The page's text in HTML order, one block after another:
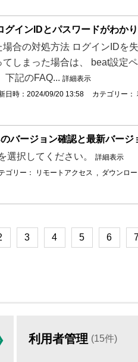
グインIDとパスワードがわか
合の対処方法 ログインIDを
しまった場合は、 beat設定
下記のFAQ... 詳細表示
日時：2024/09/20 13:58 カテゴリー：
バージョン確認と最新バージ
選択してください。
詳細表示
ゴリー： リモートアクセス , ダウンロ
3 4 5 6
利用者管理 (15件)